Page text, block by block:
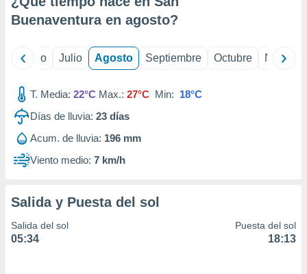
e
publicidad
publicidad
de
Buenaventura en agosto?
Junio Julio Agosto Septiembre Octubre
T. Media: 22°C Max.: 27°C Min: 18°C
Días de lluvia: 23 días
Acum. de lluvia: 196 mm
Viento medio: 7 km/h
Salida y Puesta del sol
Salida del sol
05:34
Puesta del sol
18:13